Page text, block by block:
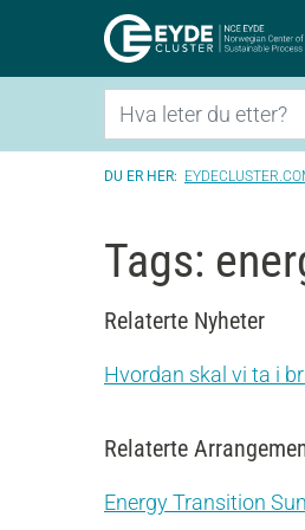
Søk
Tags:
Relaterte Nyheter
Hvordan skal vi ta i
Relaterte
Energy Transition